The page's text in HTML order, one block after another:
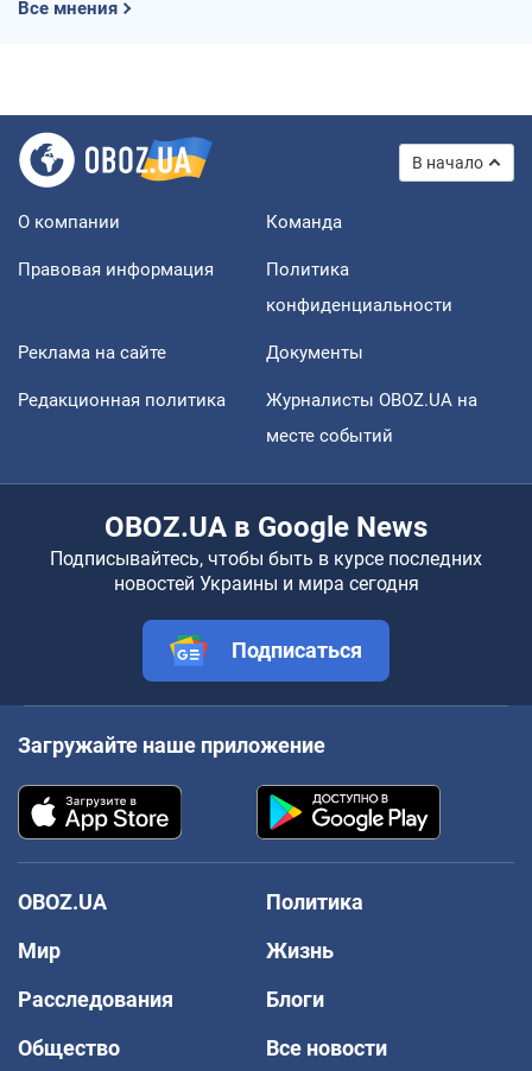
Все мнения
В начало
О компании Команда
Правовая информация
Политика
конфиденциальности
Реклама на сайте Документы
Редакционная политика
Журналисты OBOZ.UA на
месте событий
OBOZ.UA в Google News
Подписывайтесь, чтобы быть в курсе последних
новостей Украины и мира сегодня
Подписаться
Загружайте наше приложение
OBOZ.UA
Политика
Мир
Жизнь
Расследования
Блоги
Общество
Все новости